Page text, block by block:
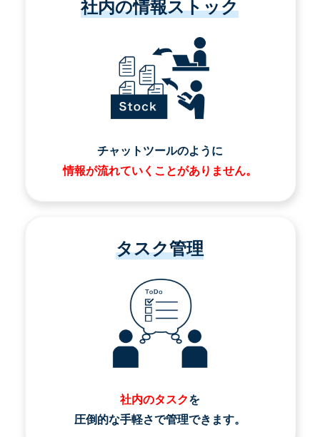
社内の情報ストック
チャットツールのように
情報が流れていくことがありません。
タスク管理
社内のタスクを
圧倒的な手軽さで管理できます。